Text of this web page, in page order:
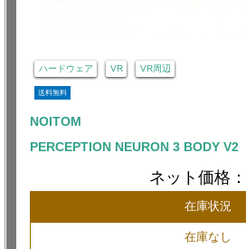
ハードウェア VR VR周辺
送料無料
NOITOM
PERCEPTION NEURON 3 BODY V2
ネット価格：
在庫状況
在庫なし